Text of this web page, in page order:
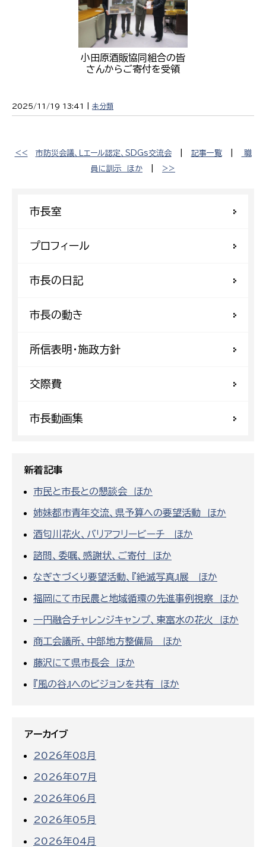
小田原酒販協同組合の皆
さんからご寄付を受領
2025/11/19 13:41 | 未分類
<< 市防災会議、Ｌエール認定、SDGs交流会| 記事一覧|
職
員に訓示 ほか
>>
市長室
プロフィール
市長の日記
市長の動き
所信表明・施政方針
交際費
市長動画集
新着記事
市民と市長との懇談会 ほか
姉妹都市青年交流、県予算への要望活動 ほか
酒匂川花火、バリアフリービーチ ほか
諮問、委嘱、感謝状、ご寄付 ほか
なぎさづくり要望活動、『絶滅写真』展 ほか
福岡にて市民農と地域循環の先進事例視察 ほか
一円融合チャレンジキャンプ、東富水の花火 ほか
商工会議所、中部地方整備局 ほか
藤沢にて県市長会 ほか
『風の谷』へのビジョンを共有 ほか
アーカイブ
2026年08月
2026年07月
2026年06月
2026年05月
2026年04月